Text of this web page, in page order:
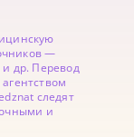
—
и др. Перевод
следят
и